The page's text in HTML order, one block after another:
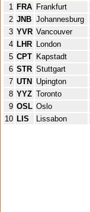
1 FRA Frankfurt
2 JNB Johannesburg
3 YVR Vancouver
4 LHR London
5 CPT Kapstadt
6 STR Stuttgart
7 UTN Upington
8 YYZ Toronto
9 OSL Oslo
10 LIS Lissabon